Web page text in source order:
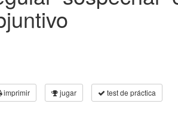
imprimir jugar test de práctica